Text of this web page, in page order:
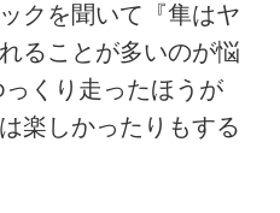
クを聞いて『隼はヤ
ることが多いのが悩
くり走ったほうが
楽しかったりもする